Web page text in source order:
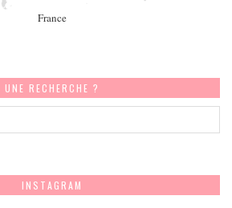
France
UNE RECHERCHE ?
INSTAGRAM